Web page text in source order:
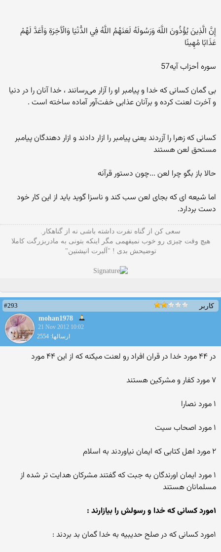
إِنَّ الَّذِينَ يُؤْذُونَ اللَّهَ وَرَسُولَهُ لَعَنَهُمُ اللَّهُ فِي الدُّنْيَا وَالْآَخِرَةِ وَأَعَدَّ لَهُمْ
عَذَابًا مُهِينًا
سوره أحزاب آيه57
بی گمان کسانی که خدا و پيامبر او را آزار می‌رسانند ، خدا آنان را در دنيا
و آخرت لعنت کرده و برآنان عذابی خفت‌آور آماده ساخته است .
کسانی که زهرا را آزردند یعنی پیامبر را ازار دادند و ازار دهندگان پیامبر
مستحق لعن هستند
حالا باز بگو چرا لعن ...چون دستور قرآنه
اما شیعه ای که بجای لعن سب کند و ناسزا گوید باید از این کار خود
دست بردارد.
سعی کن از گناه نفرت داشته باشی نه از گناهکار.
هیچ وقت چیزی رو خوب نمیفهمی مگر اینکه بتونی به مادربزرگت کاملا
توضیحش بدی ! "آلبرت انیشتین"
کاربر
#293
mohan1978
21 Nov 2012 10:02
ارسالها: 2554
در ۴۴ مورد خدا در قران افراد رو لعنت میکنه که از این ۴۴ مورد
۷ مورد کفار و مشرکین هستند
۱ مورد نصارا
۱ مورد اصحاب سیت
۲ مورد اهل کتابی که ایمان نیاوردند به اسلام
۱ مورد ایمان اورندگان به جبت که گفتند مشرکان هدایت تر شده از
مسلمانان هستند
۱مورد کسانی که خدا و رسولش را بيازارند :
۱مورد کسانی که در صلح حديبيه به خدا گمان بد بردند :